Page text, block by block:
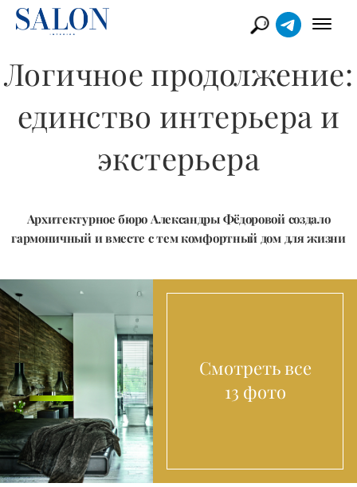
Логичное продолжение:
единство интерьера и
экстерьера
Архитектурное бюро Александры Фёдоровой создало
гармоничный и вместе с тем комфортный дом для жизни
Смотреть все
13 фото